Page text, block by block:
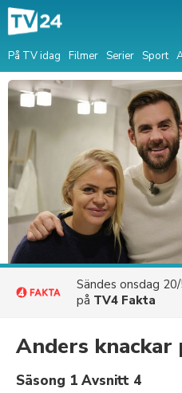
På TV idag Filmer Serier Sport
Sändes onsdag
på TV4 Fakta
Anders knackar
Säsong 1 Avsnitt 4